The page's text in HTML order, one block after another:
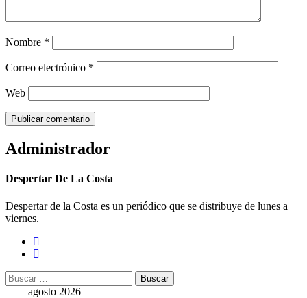
Nombre *
Correo electrónico *
Web
Administrador
Despertar De La Costa
Despertar de la Costa es un periódico que se distribuye de lunes a
viernes.
Buscar:
agosto 2026